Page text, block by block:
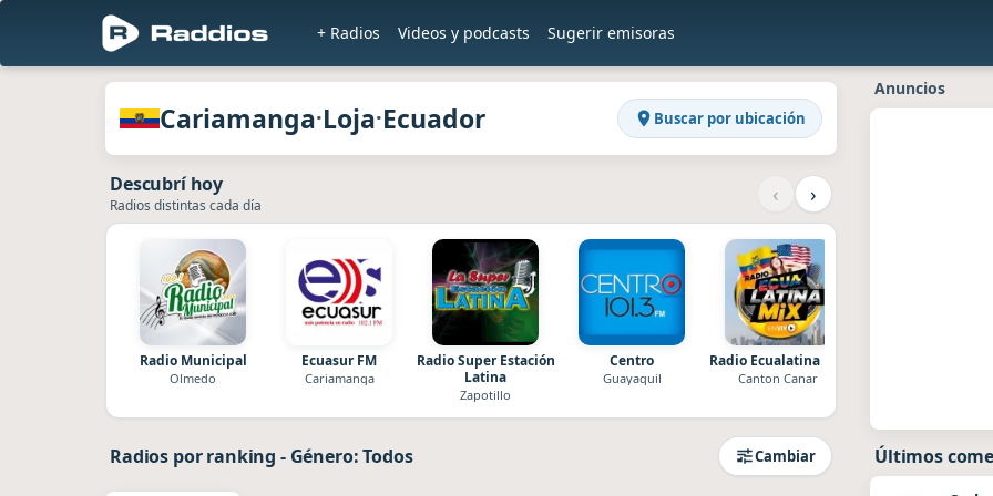
+ Radios Videos y podcasts Sugerir emisoras
Radios de Cariamanga · Loja · Ecuadoren Raddios
Cariamanga·Loja·Ecuador Buscar por ubicación
Descubrí hoy
Radios distintas cada día ‹ ›
Radio Municipal
Olmedo
Ecuasur FM
Cariamanga
Radio Super Estación
Latina
Zapotillo
Centro
Guayaquil
Radio Ecualatina Mix
Canton Canar
Radios por ranking - Género: Todos Cambiar
Anuncios
Últimos